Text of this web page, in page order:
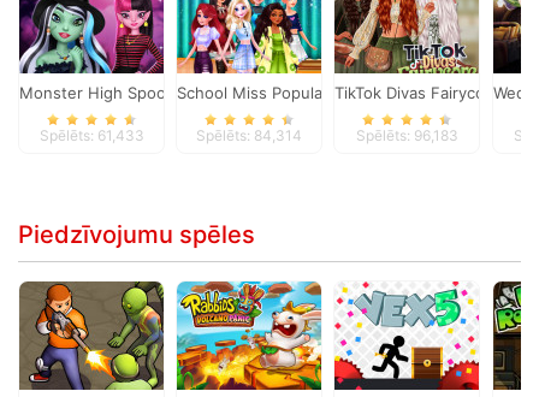
Monster High Spooky Fashion
Spēlēts: 61,433
School Miss Popularity
Spēlēts: 84,314
TikTok Divas Fairycore
Spēlēts: 96,183
Piedzīvojumu spēles